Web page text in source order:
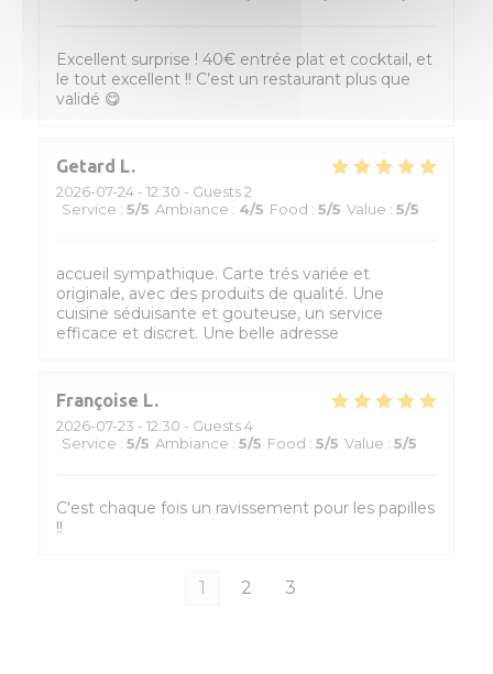
Excellent surprise ! 40€ entrée plat et cocktail, et
le tout excellent !! C’est un restaurant plus que
validé 😋
Getard L
2026-07-24 - 12:30 - Guests 2
Service : 5/5 Ambiance : 4/5 Food : 5/5 Value : 5/5
accueil sympathique. Carte trés variée et
originale, avec des produits de qualité. Une
cuisine séduisante et gouteuse, un service
efficace et discret. Une belle adresse
Françoise L
2026-07-23 - 12:30 - Guests 4
Service : 5/5 Ambiance : 5/5 Food : 5/5 Value : 5/5
C'est chaque fois un ravissement pour les papilles
!!
1 2 3